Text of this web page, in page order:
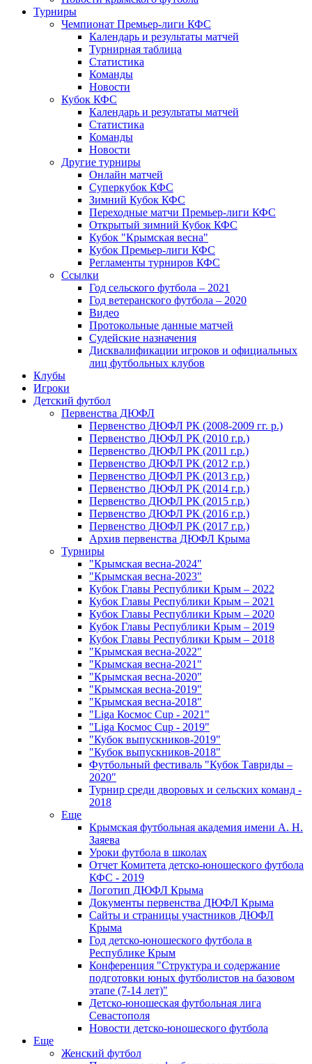
Турниры
Чемпионат Премьер-лиги КФС
Календарь и результаты матчей
Турнирная таблица
Статистика
Команды
Новости
Кубок КФС
Календарь и результаты матчей
Статистика
Команды
Новости
Другие турниры
Онлайн матчей
Суперкубок КФС
Зимний Кубок КФС
Переходные матчи Премьер-лиги КФС
Открытый зимний Кубок КФС
Кубок "Крымская весна"
Кубок Премьер-лиги КФС
Регламенты турниров КФС
Ссылки
Год сельского футбола – 2021
Год ветеранского футбола – 2020
Видео
Протокольные данные матчей
Судейские назначения
Дисквалификации игроков и официальных
лиц футбольных клубов
Клубы
Игроки
Детский футбол
Первенства ДЮФЛ
Первенство ДЮФЛ РК (2008-2009 гг. р.)
Первенство ДЮФЛ РК (2010 г.р.)
Первенство ДЮФЛ РК (2011 г.р.)
Первенство ДЮФЛ РК (2012 г.р.)
Первенство ДЮФЛ РК (2013 г.р.)
Первенство ДЮФЛ РК (2014 г.р.)
Первенство ДЮФЛ РК (2015 г.р.)
Первенство ДЮФЛ РК (2016 г.р.)
Первенство ДЮФЛ РК (2017 г.р.)
Архив первенства ДЮФЛ Крыма
Турниры
"Крымская весна-2024"
"Крымская весна-2023"
Кубок Главы Республики Крым – 2022
Кубок Главы Республики Крым – 2021
Кубок Главы Республики Крым – 2020
Кубок Главы Республики Крым – 2019
Кубок Главы Республики Крым – 2018
"Крымская весна-2022"
"Крымская весна-2021"
"Крымская весна-2020"
"Крымская весна-2019"
"Крымская весна-2018"
"Liga Космос Cup - 2021"
"Liga Космос Cup - 2019"
"Кубок выпускников-2019"
"Кубок выпускников-2018"
Футбольный фестиваль "Кубок Тавриды –
2020"
Турнир среди дворовых и сельских команд -
2018
Еще
Крымская футбольная академия имени А. Н.
Заяева
Уроки футбола в школах
Отчет Комитета детско-юношеского футбола
КФС - 2019
Логотип ДЮФЛ Крыма
Документы первенства ДЮФЛ Крыма
Сайты и страницы участников ДЮФЛ
Крыма
Год детско-юношеского футбола в
Республике Крым
Конференция "Структура и содержание
подготовки юных футболистов на базовом
этапе (7-14 лет)"
Детско-юношеская футбольная лига
Севастополя
Новости детско-юношеского футбола
Еще
Женский футбол